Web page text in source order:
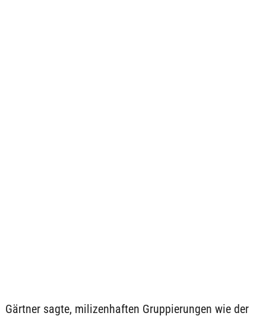
Gärtner sagte, milizenhaften Gruppierungen wie der